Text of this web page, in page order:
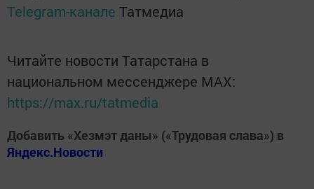
Telegram-канале Татмедиа
Читайте новости Татарстана в
национальном мессенджере MАХ:
https://max.ru/tatmedia
Добавить «Хезмэт даны» («Трудовая слава») в
Яндекс.Новости